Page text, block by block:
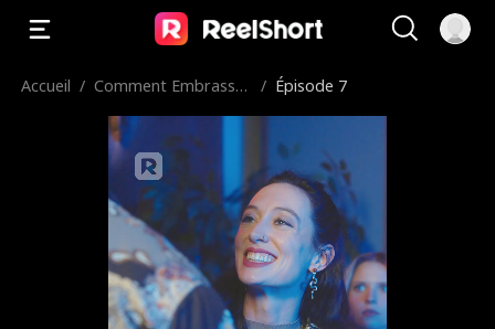
Accueil / Comment Embrasser
/ Épisode 7